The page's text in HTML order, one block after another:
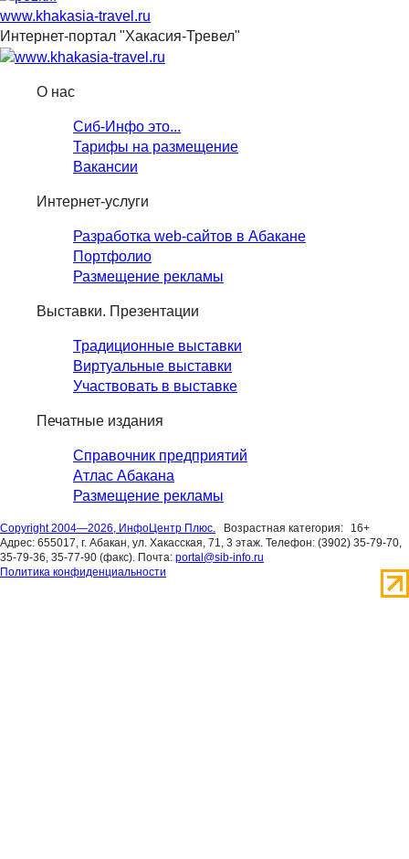
www.khakasia-travel.ru
Интернет-портал "Хакасия-Тревел"
О нас
Сиб-Инфо это...
Тарифы на размещение
Вакансии
Интернет-услуги
Разработка web-сайтов в Абакане
Портфолио
Размещение рекламы
Выставки. Презентации
Традиционные выставки
Виртуальные выставки
Участвовать в выставке
Печатные издания
Справочник предприятий
Атлас Абакана
Размещение рекламы
Copyright 2004—2026, ИнфоЦентр Плюс. Возрастная категория:
16+
Адрес: 655017, г. Абакан, ул. Хакасская, 71, 3 этаж. Телефон: (3902) 35-79-70,
35-79-36, 35-77-90 (факс). Почта: portal@sib-info.ru
Политика конфиденциальности